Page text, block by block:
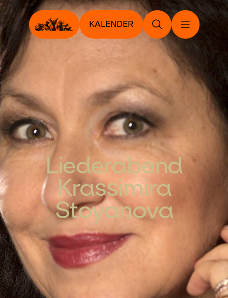
KALENDER
Liederabend
Krassimira
Stoyanova